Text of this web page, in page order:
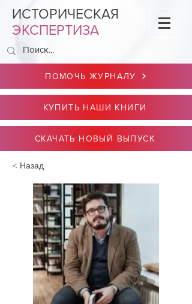
ИСТОРИЧЕСКАЯ
ЭКСПЕРТИЗА
ПОМОЧЬ ЖУРНАЛУ
КУПИТЬ НАШИ КНИГИ
СКАЧАТЬ НОВЫЙ ВЫПУСК
< Назад